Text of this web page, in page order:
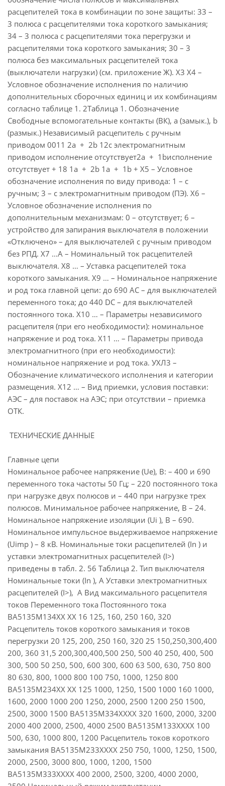
расцепителей тока в комбинации по зоне защиты: 33 –
3 полюса с расцепителями тока короткого замыкания;
34 – 3 полюса с расцепителями тока перегрузки и
расцепителями тока короткого замыкания; 30 – 3
полюса без максимальных расцепителей тока
(выключатели нагрузки) (см. приложение Ж). Х3 Х4 –
Условное обозначение исполнения по наличию
дополнительных сборочных единиц и их комбинациям
согласно таблице 1. 2Таблица 1. Обозначение
Свободные вспомогательные контакты (ВК), а (замык.), b
(размык.) Независимый расцепитель с ручным
приводом 0011 2a + 2b 12с электромагнитным
приводом исполнение отсутствует2a + 1bисполнение
отсутствует + 18 1a + 2b 1a + 1b + Х5 – Условное
обозначение исполнения по виду привода: 1 – с
ручным; 3 – с электромагнитным приводом (ПЭ). Х6 –
Условное обозначение исполнения по
дополнительным механизмам: 0 – отсутствует; 6 –
устройство для запирания выключателя в положении
«Отключено» – для выключателей с ручным приводом
без РПД. Х7 …А – Номинальный ток расцепителей
выключателя. Х8 … – Уставка расцепителей тока
короткого замыкания. Х9 … – Номинальное напряжение
и род тока главной цепи: до 690 АС – для выключателей
переменного тока; до 440 DС – для выключателей
постоянного тока. Х10 … – Параметры независимого
расцепителя (при его необходимости): номинальное
напряжение и род тока. Х11 … – Параметры привода
электромагнитного (при его необходимости):
номинальное напряжение и род тока. УХЛ3 –
Обозначение климатического исполнения и категории
размещения. Х12 … – Вид приемки, условия поставки:
АЭС – для поставок на АЭС; при отсутствии – приемка
ОТК.
ТЕХНИЧЕСКИЕ ДАННЫЕ
Главные цепи
Номинальное рабочее напряжение (Ue), В: – 400 и 690
переменного тока частоты 50 Гц; – 220 постоянного тока
при нагрузке двух полюсов и – 440 при нагрузке трех
полюсов. Минимальное рабочее напряжение, В – 24.
Номинальное напряжение изоляции (Ui ), В – 690.
Номинальное импульсное выдерживаемое напряжение
(Uimp ) – 8 кВ. Номинальные токи расцепителей (In ) и
уставки электромагнитных расцепителей (I>)
приведены в табл. 2. 56 Таблица 2. Тип выключателя
Номинальные токи (In ), А Уставки электромагнитных
расцепителей (I>), А Вид максимального расцепителя
токов Переменного тока Постоянного тока
ВА5135М134ХХ ХХ 16 125, 160, 250 160, 320
Расцепитель токов короткого замыкания и токов
перегрузки 20 125, 200, 250 160, 320 25 150,250,300,400
200, 360 31,5 200,300,400,500 250, 500 40 250, 400, 500
300, 500 50 250, 500, 600 300, 600 63 500, 630, 750 800
80 630, 800, 1000 800 100 750, 1000, 1250 800
ВА5135М234ХХ ХХ 125 1000, 1250, 1500 1000 160 1000,
1600, 2000 1000 200 1250, 2000, 2500 1200 250 1500,
2500, 3000 1500 ВА5135М334ХХХХ 320 1600, 2000, 3200
2000 400 2000, 2500, 4000 2500 ВА5135М133ХХХХ 100
500, 630, 1000 800, 1200 Расцепитель токов короткого
замыкания ВА5135М233ХХХХ 250 750, 1000, 1250, 1500,
2000, 2500, 3000 800, 1000, 1200, 1500
ВА5135М333ХХХХ 400 2000, 2500, 3200, 4000 2000,